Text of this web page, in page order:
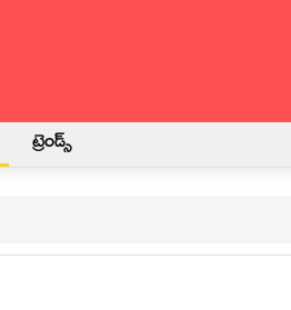
ట్రెండ్స్